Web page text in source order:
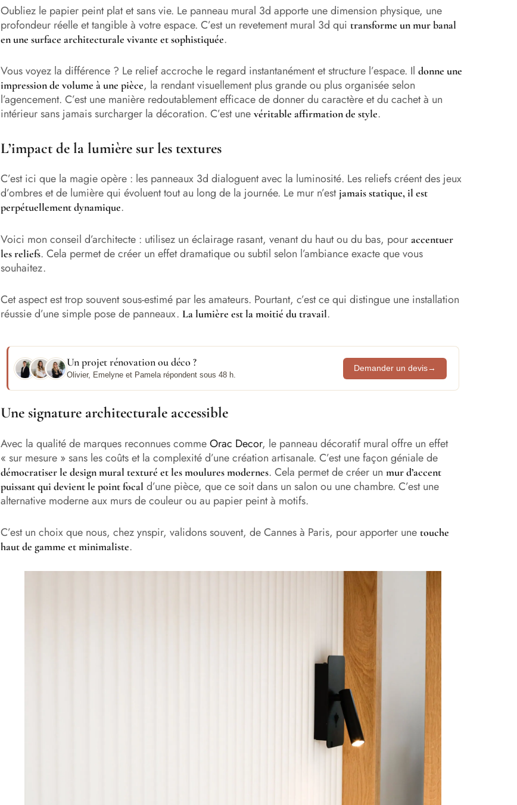
Oubliez le papier peint plat et sans vie. Le panneau mural 3d apporte une dimension physique, une
profondeur réelle et tangible à votre espace. C’est un revetement mural 3d qui transforme un mur banal
en une surface architecturale vivante et sophistiquée.
Vous voyez la différence ? Le relief accroche le regard instantanément et structure l’espace. Il donne une
impression de volume à une pièce, la rendant visuellement plus grande ou plus organisée selon
l’agencement. C’est une manière redoutablement efficace de donner du caractère et du cachet à un
intérieur sans jamais surcharger la décoration. C’est une véritable affirmation de style.
L’impact de la lumière sur les textures
C’est ici que la magie opère : les panneaux 3d dialoguent avec la luminosité. Les reliefs créent des jeux
d’ombres et de lumière qui évoluent tout au long de la journée. Le mur n’estjamais statique, il est
perpétuellement dynamique.
Voici mon conseil d’architecte : utilisez un éclairage rasant, venant du haut ou du bas, pour accentuer
les reliefs. Cela permet de créer un effet dramatique ou subtil selon l’ambiance exacte que vous
souhaitez.
Cet aspect est trop souvent sous-estimé par les amateurs. Pourtant, c’est ce qui distingue une installation
réussie d’une simple pose de panneaux. La lumière est la moitié du travail.
Un projet rénovation ou déco ?
Olivier, Emelyne et Pamela répondent sous 48 h.
Demander un devis→
Une signature architecturale accessible
Avec la qualité de marques reconnues commeOrac Decor, le panneau décoratif mural offre un effet
« sur mesure » sans les coûts et la complexité d’une création artisanale. C’est une façon géniale de
démocratiser le design mural texturé et les moulures modernes. Cela permet de créer un mur d’accent
puissant qui devient le point focal d’une pièce, que ce soit dans un salon ou une chambre. C’est une
alternative moderne aux murs de couleur ou au papier peint à motifs.
C’est un choix que nous, chez ynspir, validons souvent, de Cannes à Paris, pour apporter une touche
haut de gamme et minimaliste.